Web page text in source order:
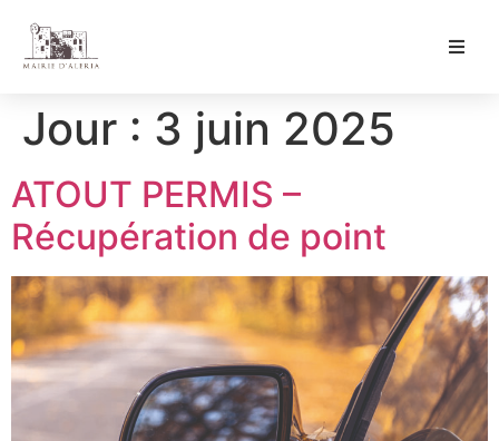
Jour : 3 juin 2025
ATOUT PERMIS –
Récupération de point